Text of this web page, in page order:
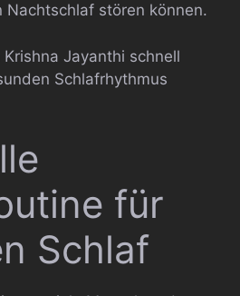
stören können.
Jayanthi schnell
Schlafrhythmus
für
Schlaf